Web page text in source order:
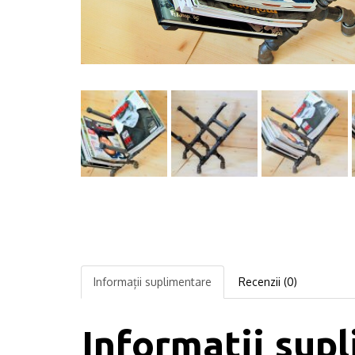
Informații suplimentare Recenzii (0)
Informații